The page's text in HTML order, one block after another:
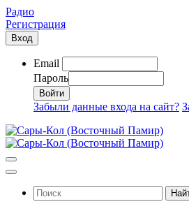
Радио
Регистрация
Вход
Email
Пароль
Забыли данные входа на сайт?